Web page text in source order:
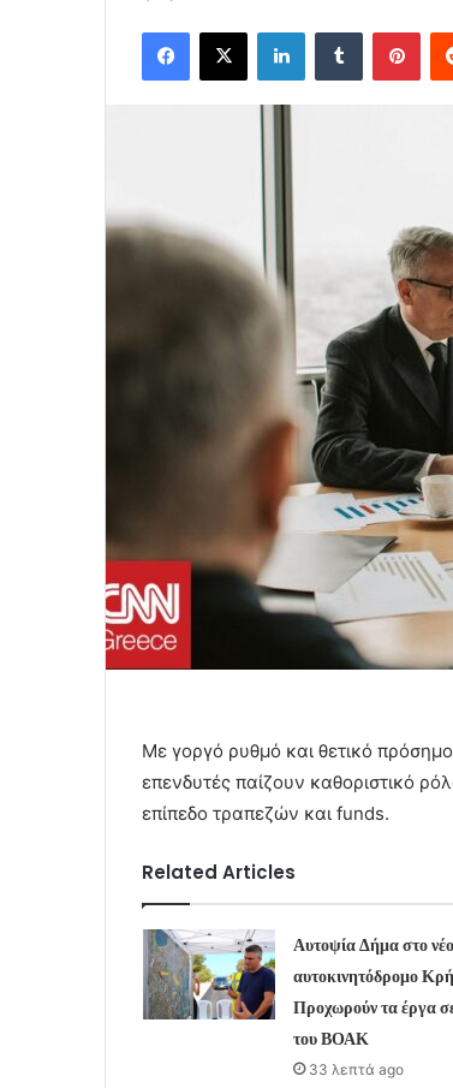
email
Facebook
X LinkedInTumblr
Με γοργό ρυθμό και θετικό
επενδυτές παίζουν καθοριστικό
επίπεδο τραπεζών και funds.
Related Articles
Αυτοψία Δήμα στο νέο
αυτοκινητόδρομο
Προχωρούν τα έργα
του ΒΟΑΚ
33 λεπτά ago